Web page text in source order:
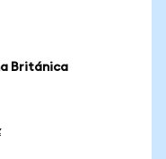
Británica